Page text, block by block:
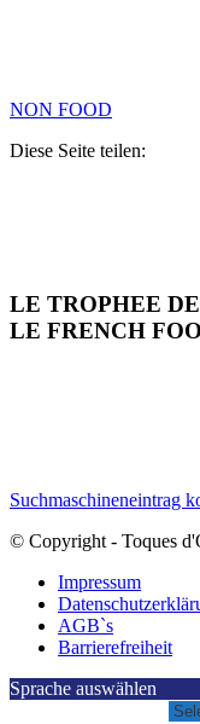
NON FOOD
Diese Seite teilen:
LE TROPHEE
LE FRENCH
Suchmaschineneintrag
© Copyright - Toques
Impressum
AGB`s
Barrierefreiheit
Sprache auswählen